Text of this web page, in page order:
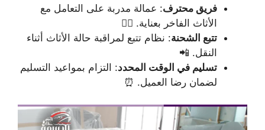
فريق محترف: عمالة مدربة على التعامل مع
الأثاث الفاخر بعناية. 👷‍♂️
تتبع الشحنة: نظام تتبع لمراقبة حالة الأثاث أثناء
النقل. 📲
تسليم في الوقت المحدد: التزام بمواعيد التسليم
لضمان رضا العميل. ⏰